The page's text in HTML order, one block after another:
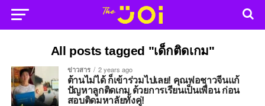
All posts tagged "เด็กติดเกม"
ข่าวสาร 2 years ago
ต้านไม่ได้ ก็เข้าร่วมไปเลย! คุณพ่อชาวจีนแก้
ปัญหาลูกติดเกม ด้วยการเรียนเป็นเพื่อน ก่อน
สอบติดมหาลัยทั้งคู่!